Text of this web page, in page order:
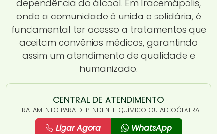
dependência do álcool. Em Iracemápolis,
onde a comunidade é unida e solidária, é
fundamental ter acesso a tratamentos que
aceitam convênios médicos, garantindo
assim um atendimento de qualidade e
humanizado.
CENTRAL DE ATENDIMENTO
TRATAMENTO PARA DEPENDENTE QUÍMICO OU ALCOÓLATRA
Ligar Agora WhatsApp